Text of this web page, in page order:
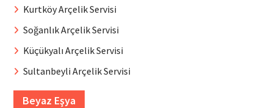
Kurtköy Arçelik Servisi
Soğanlık Arçelik Servisi
Küçükyalı Arçelik Servisi
Sultanbeyli Arçelik Servisi
Beyaz Eşya